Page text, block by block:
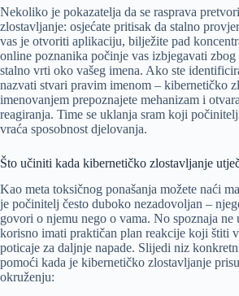
Nekoliko je pokazatelja da se rasprava
zlostavljanje: osjećate pritisak da stalno
vas je otvoriti aplikaciju, bilježite pad
online poznanika počinje vas izbjegavati zbog
stalno vrti oko vašeg imena. Ako ste
nazvati stvari pravim imenom – kibernetičko
imenovanjem prepoznajete mehanizam i
reagiranja. Time se uklanja sram koji
vraća sposobnost djelovanja.
Što učiniti kada kibernetičko zlostavljanje
Kao meta toksičnog ponašanja možete naći
je počinitelj često duboko nezadovoljan –
govori o njemu nego o vama. No spoznaja ne
korisno imati praktičan plan reakcije koji štiti
poticaje za daljnje napade. Slijedi niz
pomoći kada je kibernetičko zlostavljanje
okruženju: